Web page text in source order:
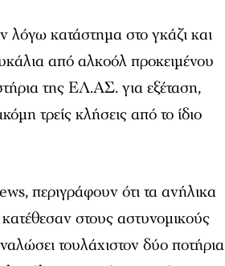
λόγω κατάστημα στο γκάζι και
από αλκοόλ προκειμένου
της ΕΛ.ΑΣ. για εξέταση,
τρείς κλήσεις από το ίδιο
περιγράφουν ότι τα ανήλικα
στους αστυνομικούς
τουλάχιστον δύο ποτήρια